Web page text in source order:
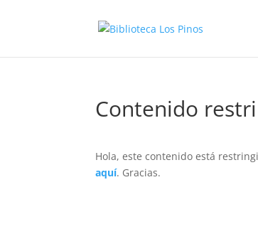
Contenido
Hola, este contenido está
aquí. Gracias.